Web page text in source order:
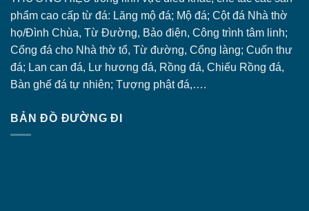
phẩm cao cấp từ đá: Lăng mộ đá; Mộ đá; Cột đá Nhà thờ
họ/Đình Chùa, Từ Đường, Bảo điện, Công trình tâm linh;
Cổng đá cho Nhà thờ tổ, Từ đường, Cổng làng; Cuốn thư
đá; Lan can đá, Lư hương đá, Rồng đá, Chiếu Rồng đá,
Bàn ghế đá tự nhiên; Tượng phật đá,….
BẢN ĐỒ ĐƯỜNG ĐI